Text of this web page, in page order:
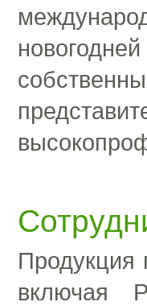
Продукция
включая